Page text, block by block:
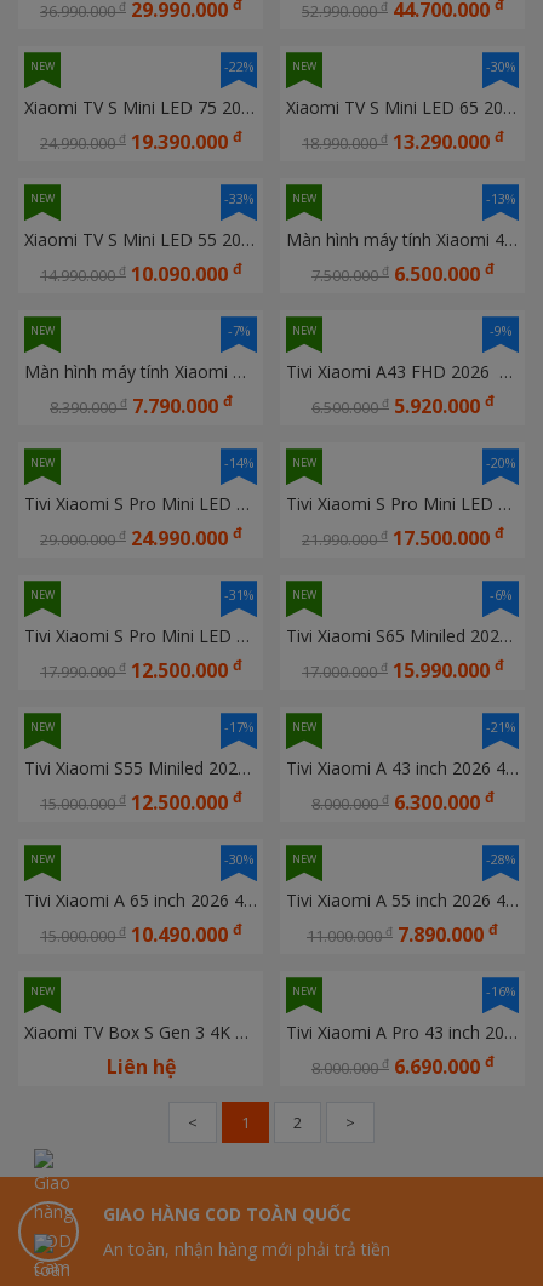
36.990.000đ 29.990.000 đ 52.990.000đ 44.700.000 đ
Xiaomi TV S Mini LED 75 2026 Ram 2GB, Rom 32GB, 60Hz (L75MC-SSEA)
24.990.000đ 19.390.000 đ
-22%
NEW
Xiaomi TV S Mini LED 65 2026 Ram 2GB, Rom 32GB, 60Hz (L65MC-SSEA)
18.990.000đ 13.290.000 đ
-30%
NEW
Xiaomi TV S Mini LED 55 2026 Ram 2GB, Rom 32GB, 60Hz (L55MC-SSEA)
14.990.000đ 10.090.000 đ
-33%
NEW
Màn hình máy tính Xiaomi 4K Monitor A27Ui EU ELA6221EU
7.500.000đ 6.500.000 đ
-13%
NEW
Màn hình máy tính Xiaomi Mini Led Gaming Monitor G Pro 27i EU ELA5585EU
8.390.000đ 7.790.000 đ
-7%
NEW
Tivi Xiaomi A43 FHD 2026  L43MB-AFSEA
6.500.000đ 5.920.000 đ
-9%
NEW
Tivi Xiaomi S Pro Mini LED 75 2026 Bản Quốc Tế
29.000.000đ 24.990.000 đ
-14%
NEW
Tivi Xiaomi S Pro Mini LED 65 2026 Bản Quốc Tế
21.990.000đ 17.500.000 đ
-20%
NEW
Tivi Xiaomi S Pro Mini LED 55 2026 Bản Quốc Tế
17.990.000đ 12.500.000 đ
-31%
NEW
Tivi Xiaomi S65 Miniled 2025 Ram 4GB, Rom 64GB, 144hz, 1700 nits, Chip âm thanh Harman (L65MB-S)
17.000.000đ 15.990.000 đ
-6%
NEW
Tivi Xiaomi S55 Miniled 2025 Ram 4GB, Rom 64GB, 144hz, 1700 nits, Chip âm thanh Harman (L55MB-S)
15.000.000đ 12.500.000 đ
-17%
NEW
Tivi Xiaomi A 43 inch 2026 4K Ram 2GB Rom 8GB 60Hz Bản Quốc Tế (L43MB-SEA)
8.000.000đ 6.300.000 đ
-21%
NEW
Tivi Xiaomi A 65 inch 2026 4K Ram 2GB Rom 8GB 60Hz Bản Quốc Tế (L65MB-SEA)
15.000.000đ 10.490.000 đ
-30%
NEW
Tivi Xiaomi A 55 inch 2026 4K Ram 2GB Rom 8GB 60Hz Bản Quốc Tế (L55MB-SEA)
11.000.000đ 7.890.000 đ
-28%
NEW
Xiaomi TV Box S Gen 3 4K 2025
Liên hệ
NEW
Tivi Xiaomi A Pro 43 inch 2026 QLED 4K Ram 2GB Rom 8GB 60Hz Bản Quốc Tế
8.000.000đ 6.690.000 đ
-16%
NEW
< 1 2 >
GIAO HÀNG COD TOÀN QUỐC
An toàn, nhận hàng mới phải trả tiền